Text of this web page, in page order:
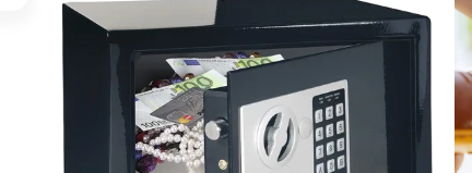
Expert en ouverture de coffre-fort, nous
pouvons intervenir sur n'importe quel type
de coffre.